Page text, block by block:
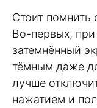
Стоит помнить
Во-первых,
затемнённый
тёмным даже
лучше
нажатием и